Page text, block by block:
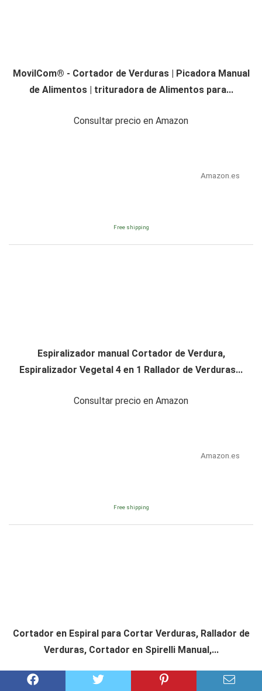
MovilCom® - Cortador de Verduras | Picadora Manual
de Alimentos | trituradora de Alimentos para...
Consultar precio en Amazon
Amazon.es
Free shipping
Espiralizador manual Cortador de Verdura,
Espiralizador Vegetal 4 en 1 Rallador de Verduras...
Consultar precio en Amazon
Amazon.es
Free shipping
Cortador en Espiral para Cortar Verduras, Rallador de
Verduras, Cortador en Spirelli Manual,...
Consultar precio en Amazon